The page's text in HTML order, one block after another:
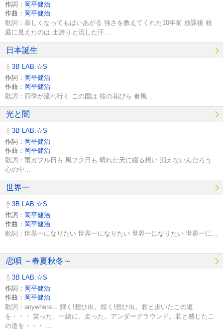
作詞： 岡平健治
作曲： 岡平健治
歌詞：寂しくなってもはいあがる 強さを教えてくれた10年前 放課後 校
庭に見えたのは 土誇りと流した汗...
日本誕生
3B LAB.☆S
作詞： 岡平健治
作曲： 岡平健治
歌詞：四季が流れ行く この国は 桜の花びら 春風 ...
光と闇
3B LAB.☆S
作詞： 岡平健治
作曲： 岡平健治
歌詞：雨ガフル日も 風フク日も 晴れた天に綴る想い 消えないんだろう
心の中...
世界一
3B LAB.☆S
作詞： 岡平健治
作曲： 岡平健治
歌詞：世界一になりたい 世界一になりたい 世界一になりたい 世界一に…
恋唄 ～春夏秋冬～
3B LAB.☆S
作詞： 岡平健治
作曲： 岡平健治
歌詞：anywhere... 輝く!想ひ出。煌く!想ひ出。君と歩いたこの道
を・・・ 笑った。一緒に。走った。アンダーグラウンド。君と感じたこ
の道を・・・ ...